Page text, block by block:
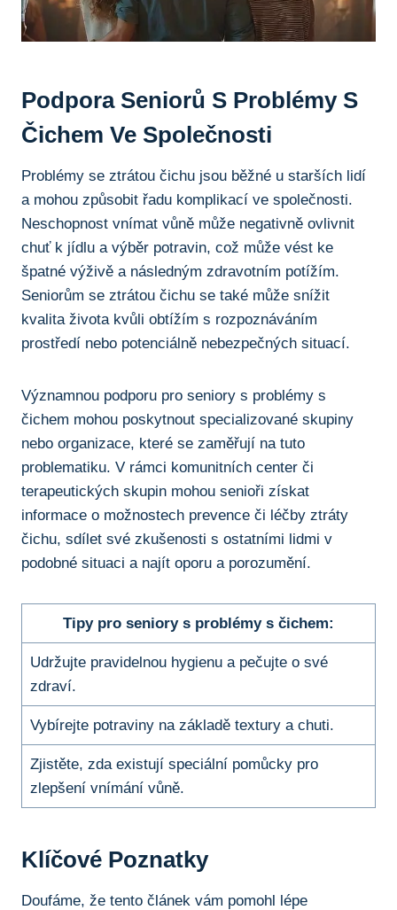
Podpora‍ Seniorů S Problémy S
Čichem Ve Společnosti
Problémy se ztrátou⁤ čichu jsou běžné u ⁤starších lidí
a mohou ​způsobit řadu komplikací ve společnosti.
Neschopnost vnímat vůně může negativně⁢ ovlivnit
chuť k ‌jídlu a výběr ⁤potravin, což ‍může vést ‍ke
špatné⁤ výživě a následným‌ zdravotním​ potížím.
Seniorům se ‌ztrátou čichu se ‌také může snížit
kvalita života ‍kvůli obtížím s rozpoznáváním
prostředí ⁣nebo potenciálně nebezpečných⁢ situací.
Významnou podporu pro seniory s problémy ⁤s
čichem mohou poskytnout specializované⁤ skupiny⁤
nebo ⁣organizace, které se ⁣zaměřují na tuto
problematiku. V ⁤rámci komunitních‌ center či
terapeutických skupin mohou senioři získat
informace ⁤o​ možnostech prevence‍ či léčby ztráty
čichu,⁣ sdílet své zkušenosti s ostatními lidmi v
podobné situaci a najít oporu‍ a porozumění.
Tipy‍ pro seniory s problémy s čichem:
Udržujte pravidelnou hygienu a ⁢pečujte o své
zdraví.
Vybírejte potraviny na základě textury ⁤a⁢ chuti.
Zjistěte, zda ⁢existují speciální pomůcky pro
zlepšení vnímání vůně.
Klíčové ​Poznatky
Doufáme, že tento ⁤článek vám pomohl lépe